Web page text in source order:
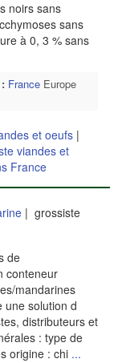
noirs sans
sans
à 0, 3 % sans
France Europe
et oeufs |
viandes et
France
| grossiste
de
conteneur
mandarines
une solution d
distributeurs et
: type de
origine : chi ...